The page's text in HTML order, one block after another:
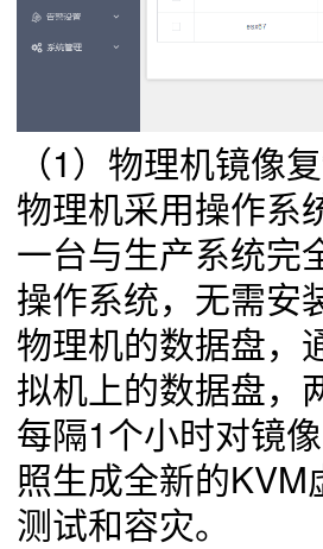
（1） 物理机镜像
物理机采用操作系
一台与生产系统完
操作系统，无需安
物理机的数据盘，
拟机上的数据盘，
每隔1个小时对镜
照生成全新的
测试和容灾。